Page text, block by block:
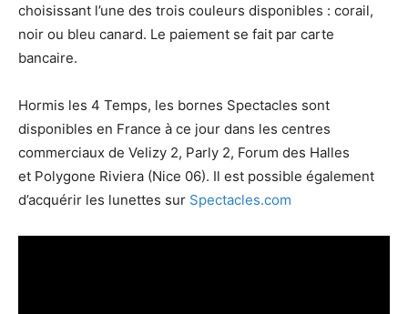
choisissant l’une des trois couleurs disponibles : corail,
noir ou bleu canard. Le paiement se fait par carte
bancaire.
Hormis les 4 Temps, les bornes Spectacles sont
disponibles en France à ce jour dans les centres
commerciaux de Velizy 2, Parly 2, Forum des Halles
et Polygone Riviera (Nice 06). Il est possible également
d’acquérir les lunettes sur Spectacles.com